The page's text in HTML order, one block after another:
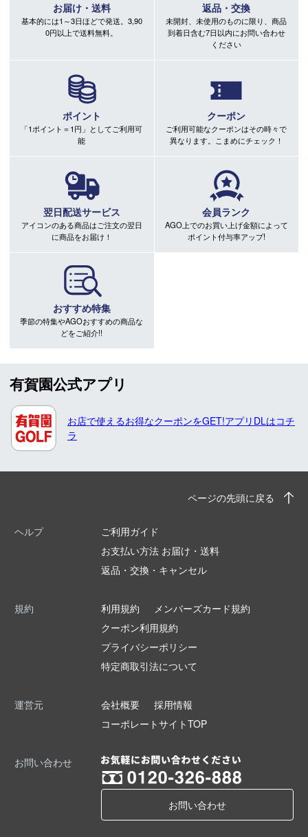
お届け・送料
基本的には1～3日ほどで発送。3,90
0円以上で送料無料。
返品・交換
未開封、未使用のものに限り、商品
到着日含む7日以内にお問い合わせ
ください
ポイント
「1ポイント＝1円」としてご利用可
能
クーポン
ご利用可能なクーポンはその時々で
異なります。こまめにチェック！
翌日配送サービス
アイコンのある商品はご注文の翌日
に商品をお届け！
会員ランク
AGO上でのお買い上げ金額によって
ポイント付与率アップ!
おすすめ特集
季節の特集やAGOおすすめの商品な
どをご紹介!!
有賀園公式アプリ
お店で使えるお得なクーポンをGET!アプリDLはコチ
ラ
ページの先頭に戻る
ヘルプ
ご利用ガイド
お支払い方法 お届け・送料
返品・交換・キャンセル
規約 利用規約
メンバーズカード規約
クーポン利用規約
プライバシーポリシー
特定商取引法について
運営元 会社概要
採用情報
コーポレートサイトTOP
お問い合わせ
お問い合わせ